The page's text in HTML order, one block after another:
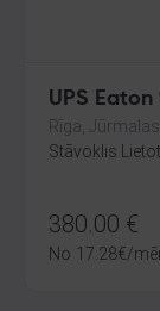
UPS
Rīga,
Stāvoklis
380.00 €
No 17.28€/